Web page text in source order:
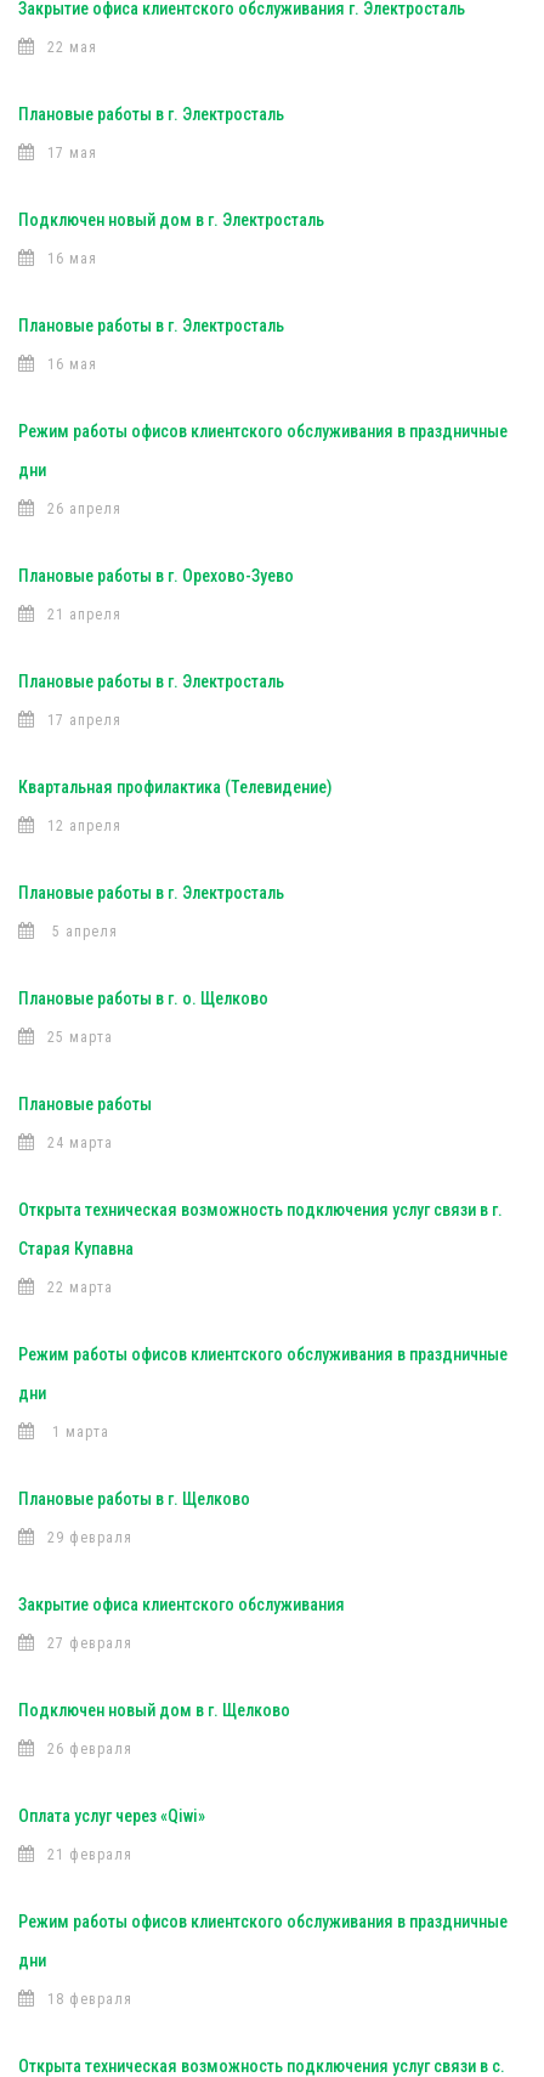
Закрытие офиса клиентского обслуживания г. Электросталь
22 мая
Плановые работы в г. Электросталь
17 мая
Подключен новый дом в г. Электросталь
16 мая
Плановые работы в г. Электросталь
16 мая
Режим работы офисов клиентского обслуживания в праздничные
дни
26 апреля
Плановые работы в г. Орехово-Зуево
21 апреля
Плановые работы в г. Электросталь
17 апреля
Квартальная профилактика (Телевидение)
12 апреля
Плановые работы в г. Электросталь
5 апреля
Плановые работы в г. о. Щелково
25 марта
Плановые работы
24 марта
Открыта техническая возможность подключения услуг связи в г.
Старая Купавна
22 марта
Режим работы офисов клиентского обслуживания в праздничные
дни
1 марта
Плановые работы в г. Щелково
29 февраля
Закрытие офиса клиентского обслуживания
27 февраля
Подключен новый дом в г. Щелково
26 февраля
Оплата услуг через «Qiwi»
21 февраля
Режим работы офисов клиентского обслуживания в праздничные
дни
18 февраля
Открыта техническая возможность подключения услуг связи в с.